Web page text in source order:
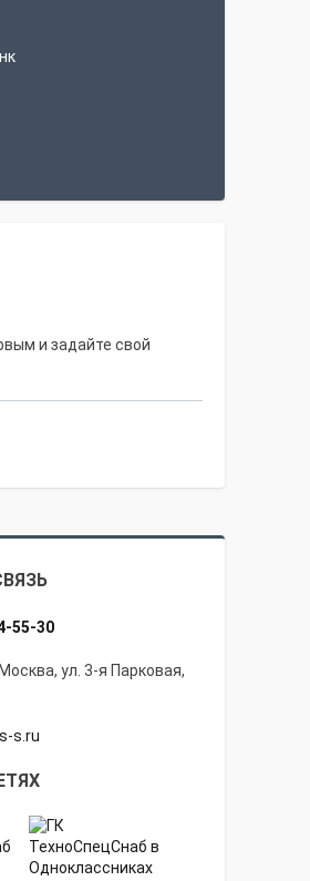
и задайте свой
55-30
ул. 3-я Парковая,
s.ru